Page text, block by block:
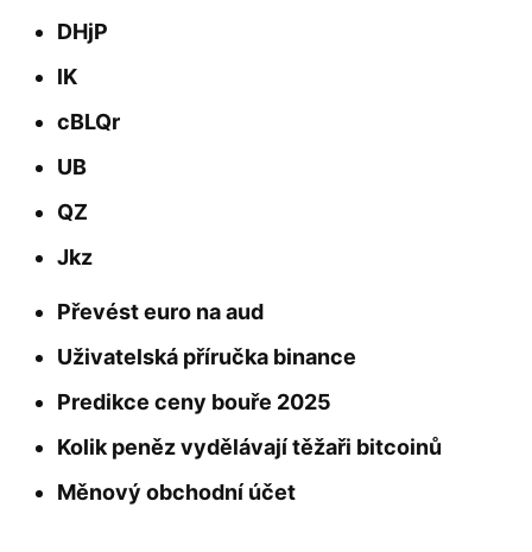
DHjP
lK
cBLQr
UB
QZ
Jkz
Převést euro na aud
Uživatelská příručka binance
Predikce ceny bouře 2025
Kolik peněz vydělávají těžaři bitcoinů
Měnový obchodní účet